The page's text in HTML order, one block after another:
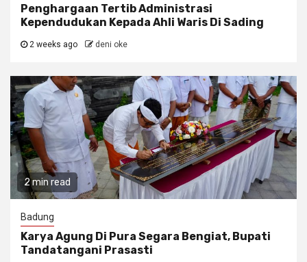
Penghargaan Tertib Administrasi
Kependudukan Kepada Ahli Waris Di Sading
2 weeks ago deni oke
2 min read
Badung
Karya Agung Di Pura Segara Bengiat, Bupati
Tandatangani Prasasti